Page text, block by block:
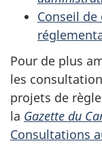
Conseil
Pour de plus
les
projets de
la Gazette du
Consultations